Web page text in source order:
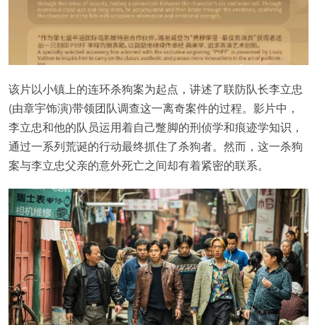
该片以小镇上的连环杀狗案为起点，讲述了联防队长李立忠
(由章宇饰演)带领团队调查这一离奇案件的过程。影片中，
李立忠和他的队员运用着自己蹩脚的刑侦学和痕迹学知识，
通过一系列荒诞的行动最终抓住了杀狗者。然而，这一杀狗
案与李立忠父亲的意外死亡之间却有着紧密的联系。